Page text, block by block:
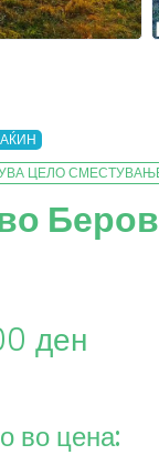
ЦЕЛО
ден
во цена: